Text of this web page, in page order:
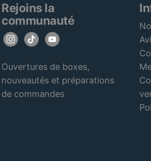
Rejoins la
communauté
Ouvertures de boxes,
nouveautés et préparations
de commandes